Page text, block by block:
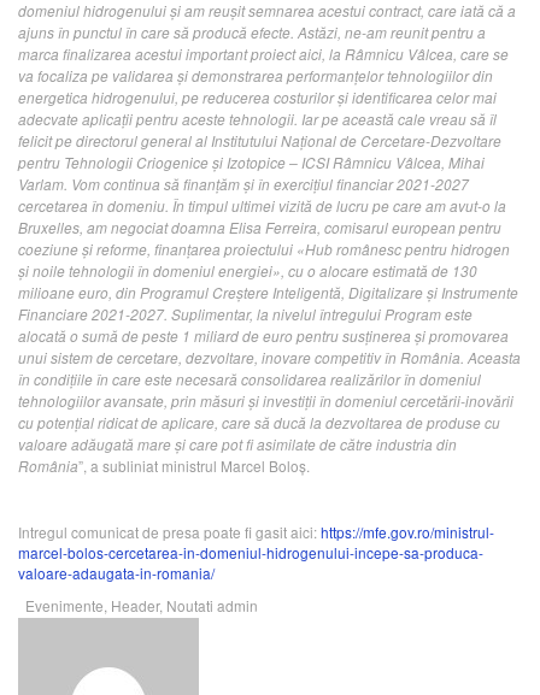
domeniul hidrogenului și am reușit semnarea acestui contract, care iată că a
ajuns în punctul în care să producă efecte. Astăzi, ne-am reunit pentru a
marca finalizarea acestui important proiect aici, la Râmnicu Vâlcea, care se
va focaliza pe validarea și demonstrarea performanțelor tehnologiilor din
energetica hidrogenului, pe reducerea costurilor și identificarea celor mai
adecvate aplicații pentru aceste tehnologii. Iar pe această cale vreau să îl
felicit pe directorul general al Institutului Național de Cercetare-Dezvoltare
pentru Tehnologii Criogenice și Izotopice – ICSI Râmnicu Vâlcea, Mihai
Varlam. Vom continua să finanțăm și în exercițiul financiar 2021-2027
cercetarea în domeniu. În timpul ultimei vizită de lucru pe care am avut-o la
Bruxelles, am negociat doamna Elisa Ferreira, comisarul european pentru
coeziune și reforme, finanțarea proiectului «Hub românesc pentru hidrogen
și noile tehnologii în domeniul energiei», cu o alocare estimată de 130
milioane euro, din Programul Creștere Inteligentă, Digitalizare și Instrumente
Financiare 2021-2027. Suplimentar, la nivelul întregului Program este
alocată o sumă de peste 1 miliard de euro pentru susținerea și promovarea
unui sistem de cercetare, dezvoltare, inovare competitiv în România. Aceasta
în condițiile în care este necesară consolidarea realizărilor în domeniul
tehnologiilor avansate, prin măsuri și investiţii în domeniul cercetării-inovării
cu potenţial ridicat de aplicare, care să ducă la dezvoltarea de produse cu
valoare adăugată mare și care pot fi asimilate de către industria din
România”, a subliniat ministrul Marcel Boloș.
Intregul comunicat de presa poate fi gasit aici:https://mfe.gov.ro/ministrul-
marcel-bolos-cercetarea-in-domeniul-hidrogenului-incepe-sa-produca-
valoare-adaugata-in-romania/
Evenimente Header, Noutati admin